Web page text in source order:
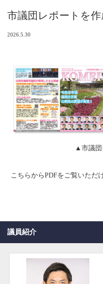
市議団レポートを作
2026.5.30
▲市議団
こちらからPDFをご覧いただ
議員紹介